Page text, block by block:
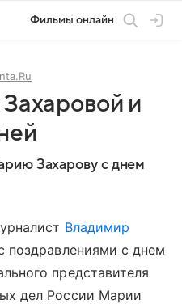
Фильмы онлайн
и
Захарову с днем
Владимир
поздравлениями с днем
представителя
дел России Марии